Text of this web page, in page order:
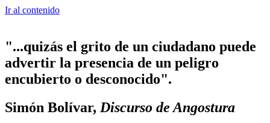
Ir al contenido
"...quizás el grito de un ciudadano puede
advertir la presencia de un peligro
encubierto o desconocido".
Simón Bolívar, Discurso de Angostura